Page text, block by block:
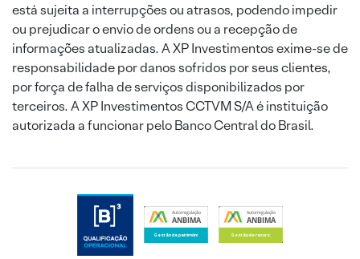
está sujeita a interrupções ou atrasos, podendo impedir
ou prejudicar o envio de ordens ou a recepção de
informações atualizadas. A XP Investimentos exime-se de
responsabilidade por danos sofridos por seus clientes,
por força de falha de serviços disponibilizados por
terceiros. A XP Investimentos CCTVM S/A é instituição
autorizada a funcionar pelo Banco Central do Brasil.